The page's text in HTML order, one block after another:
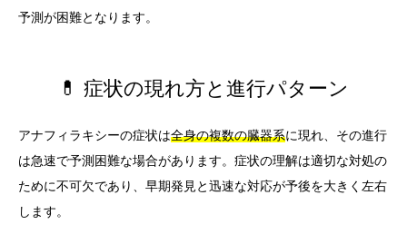
予測が困難となります。
💊 症状の現れ方と進行パターン
アナフィラキシーの症状は全身の複数の臓器系に現れ、その進行
は急速で予測困難な場合があります。症状の理解は適切な対処の
ために不可欠であり、早期発見と迅速な対応が予後を大きく左右
します。